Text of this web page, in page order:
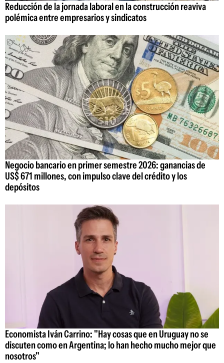
Reducción de la jornada laboral en la construcción reaviva
polémica entre empresarios y sindicatos
Negocio bancario en primer semestre 2026: ganancias de
US$ 671 millones, con impulso clave del crédito y los
depósitos
Economista Iván Carrino: "Hay cosas que en Uruguay no se
discuten como en Argentina; lo han hecho mucho mejor que
nosotros"